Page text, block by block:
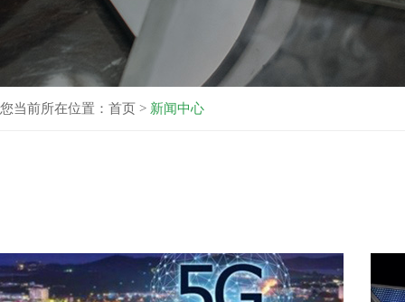
您当前所在位置： 首页 > 新闻中心